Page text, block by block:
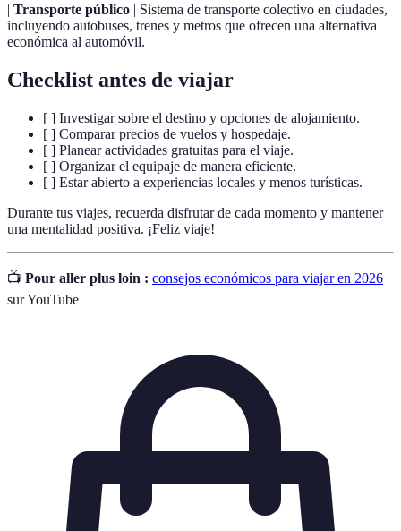
| Transporte público | Sistema de transporte colectivo en ciudades,
incluyendo autobuses, trenes y metros que ofrecen una alternativa
económica al automóvil.
Checklist antes de viajar
[ ] Investigar sobre el destino y opciones de alojamiento.
[ ] Comparar precios de vuelos y hospedaje.
[ ] Planear actividades gratuitas para el viaje.
[ ] Organizar el equipaje de manera eficiente.
[ ] Estar abierto a experiencias locales y menos turísticas.
Durante tus viajes, recuerda disfrutar de cada momento y mantener
una mentalidad positiva. ¡Feliz viaje!
📺 Pour aller plus loin : consejos económicos para viajar en 2026
sur YouTube